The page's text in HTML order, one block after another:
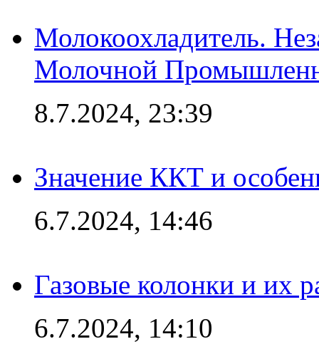
Молокоохладитель.
Молочной
8.7.2024, 23:39
Значение ККТ и
6.7.2024, 14:46
Газовые колонки и их
6.7.2024, 14:10